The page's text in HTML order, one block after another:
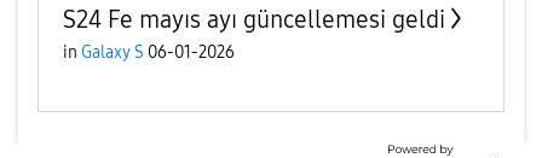
S24 Fe mayıs ayı güncellemesi geldi
in Galaxy S 06-01-2026